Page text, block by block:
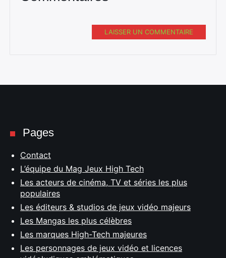
LAISSER UN COMMENTAIRE
Pages
Contact
L’équipe du Mag Jeux High Tech
Les acteurs de cinéma, TV et séries les plus
populaires
Les éditeurs & studios de jeux vidéo majeurs
Les Mangas les plus célèbres
Les marques High-Tech majeures
Les personnages de jeux vidéo et licences